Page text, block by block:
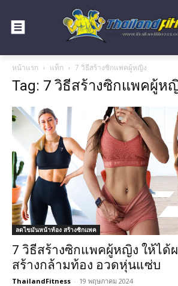
หน้าแรก แท็ก 7 วิธีสร้างซิกแพคผู้หญิง
Tag: 7 วิธีสร้างซิกแพคผู้ห
ลดไขมันหน้าท้อง สร้างซิกแพค
7 วิธีสร้างซิกแพคผู้หญิง ให้ได้
สร้างกล้ามท้อง อวดหุ่นแซ่บ
ThailandFitness - 19 พฤษภาคม 2024